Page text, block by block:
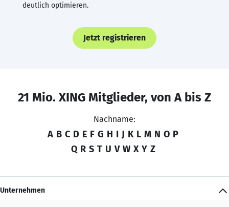
deutlich optimieren.
Jetzt registrieren
21 Mio. XING Mitglieder, von A bis Z
Nachname:
A B C D E F G H I J K L M N O P
Q R S T U V W X Y Z
Unternehmen